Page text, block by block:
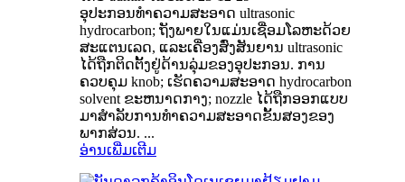
ອຸປະກອນທໍາຄວາມສະອາດ ultrasonic
hydrocarbon; ຖັງພາຍໃນແມ່ນເຊື່ອມໂລຫະດ້ວຍ
ສະແຕນເລດ, ແລະເຄື່ອງສົ່ງສັນຍານ ultrasonic
ໄດ້ຖືກຕິດຕັ້ງຢູ່ດ້ານລຸ່ມຂອງອຸປະກອນ. ການ
ຄວບຄຸມ knob; ເຮັດຄວາມສະອາດ hydrocarbon
solvent ຂະຫນາດກາງ; nozzle ໄດ້ຖືກອອກແບບ
ມາສໍາລັບການທໍາຄວາມສະອາດຂັ້ນສອງຂອງ
ພາກສ່ວນ. ...
ອ່ານເພີ່ມເຕີມ